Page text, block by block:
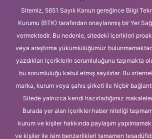
Sitemiz, 5651 Sayılı Kanun gereğince Bilgi
Kurumu (BTK) tarafından onaylanmış bir Yer
vermektedir. Bu nedenle, sitedeki içerikleri
veya araştırma yükümlülüğümüz
yazdıkları içeriklerin sorumluluğunu taşımakta
bu sorumluluğu kabul etmiş sayılırlar. Bu
marka, kurum veya şahıs şirketi ile hiçbir
Sitede yalnızca kendi hazırladığımız
Burada yer alan içerikler haber niteliği
kurum ve kişiler hakkında paylaşım
ve kişiler ile isim benzerlikleri tamamen